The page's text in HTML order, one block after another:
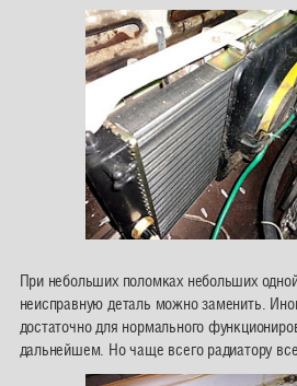
При небольших поломках небольших
неисправную деталь можно заменить.
достаточно для нормального
дальнейшем. Но чаще всего радиатору